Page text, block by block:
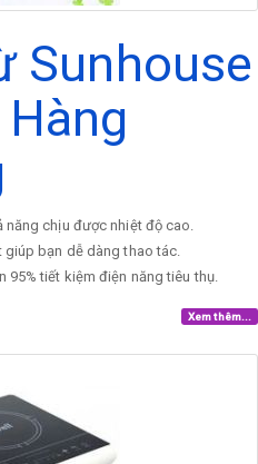
Sunhouse
chịu được nhiệt độ cao.
giúp bạn dễ dàng thao tác.
95% tiết kiệm điện năng tiêu thụ.
Xem thêm...